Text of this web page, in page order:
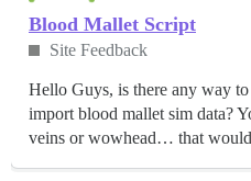
Blood Mallet Script
Site Feedback
Hello Guys, is there any way
import blood mallet sim data?
veins or wowhead… that